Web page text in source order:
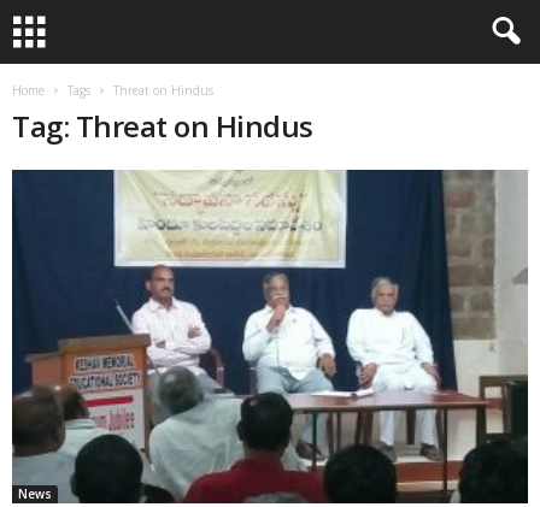
Home Tags Threat on Hindus
Tag: Threat on Hindus
News